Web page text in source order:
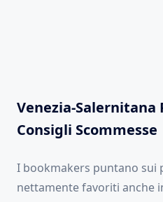
Venezia-Salernitana
Consigli Scommesse
I bookmakers puntano sui
nettamente favoriti anche